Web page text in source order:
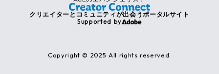
クリエイターとコミュニティが出会うポータルサイト
Supported by
Copyright © 2025 All rights reserved.